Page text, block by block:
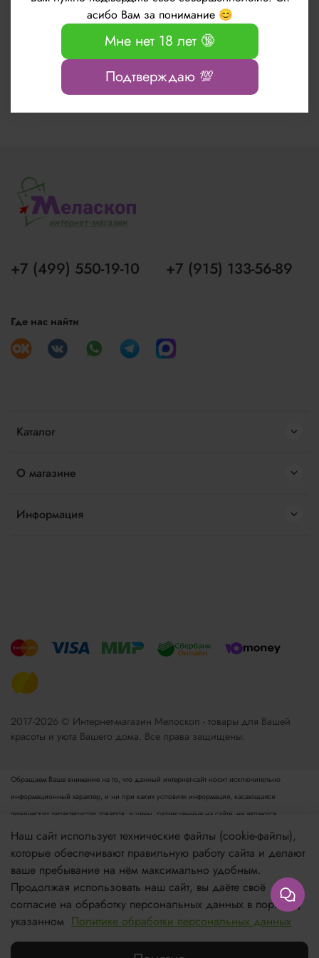
Это не оказывает влияния на потребительские качества товара.
Если на товаре отсутствует целлофановая пленка или картонная упаковка, значит это не
предусмотрено производителем.
Обращаем Ваше внимание, что подлинные цвета изделий могут отличаться от цветов и
Каталог
О магазине
Информация
+7 (499) 550-19-10 +7 (915) 133-56-89
Где нас найти
2017-2026 © Интернет-магазин Мелоскоп - товары для Вашей
красоты и уюта Вашего дома. Все права защищены.
Обращаем Ваше внимание на то, что данный интернет-сайт носит исключительно
информационный характер, и ни при каких условиях информация, касающаяся
технических характеристик товаров, и цены, размещенные на сайте, не являются
публичной офертой, определяемой положениями пункта 2 статьи 437 Гражданского
кодекса РФ. Для получения подробной информации просьба обращаться к менеджеру.
Опубликованная на данном сайте информация может быть изменена в любое время без
предварительного уведомления.
Если вы заметили ошибку в описании, пожалуйста, сообщите нам по адресу
zakaz@meloskop.ru
Наш сайт использует технические файлы (cookie-файлы),
которые обеспечивают правильную работу сайта и делают
ваше пребывание на нём максимально удобным.
Продолжая использовать наш сайт, вы даёте своё
согласие на обработку персональных данных в порядке,
указанном Политике обработки персональных данных
асибо Вам за понимание 😊
Мне нет 18 лет 🔞
Подтверждаю 💯